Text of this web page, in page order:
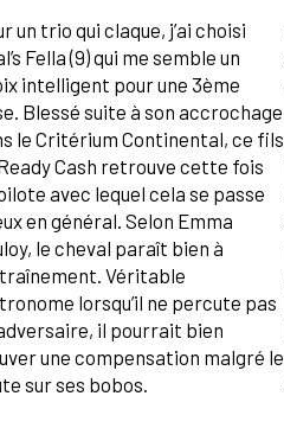
un trio qui claque, j’ai choisi
Fella (9) qui me semble un
intelligent pour une 3ème
Blessé suite à son accrochage
le Critérium Continental, ce fils
Cash retrouve cette fois
avec lequel cela se passe
en général. Selon Emma
le cheval paraît bien à
Véritable
lorsqu’il ne percute pas
il pourrait bien
une compensation malgré le
sur ses bobos.